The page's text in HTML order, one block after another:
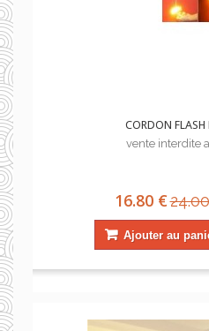
CORDON
vente interdite
16.80 €
Ajouter au